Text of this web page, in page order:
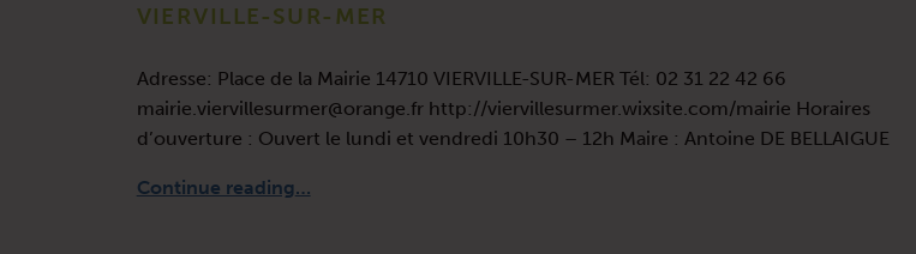
VIERVILLE-SUR-MER
Adresse: Place de la Mairie 14710 VIERVILLE-SUR-MER Tél: 02 31 22 42 66
mairie.viervillesurmer@orange.fr http://viervillesurmer.wixsite.com/mairie Horaires
d’ouverture : Ouvert le lundi et vendredi 10h30 – 12h Maire : Antoine DE BELLAIGUE
Continue reading…